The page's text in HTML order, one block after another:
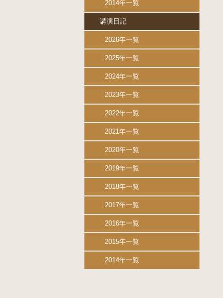
2014年一覧
講演日記
2026年一覧
2025年一覧
2024年一覧
2023年一覧
2022年一覧
2021年一覧
2020年一覧
2019年一覧
2018年一覧
2017年一覧
2016年一覧
2015年一覧
2014年一覧